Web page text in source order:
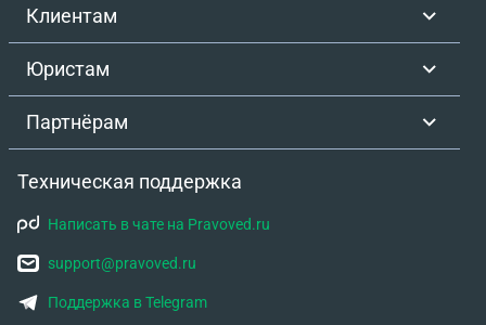
Клиентам
Юристам
Партнёрам
Техническая поддержка
Написать в чате на Pravoved.ru
support@pravoved.ru
Поддержка в Telegram